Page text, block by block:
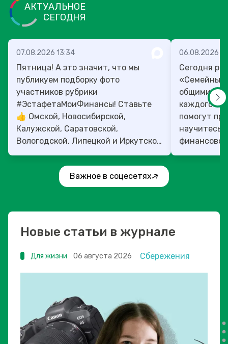
АКТУАЛЬНОЕ
СЕГОДНЯ
07.08.2026 13:34
Пятница! А это значит, что мы
публикуем подборку фото
участников рубрики
#ЭстафетаМоиФинансы! Ставьте
👍 Омской, Новосибирской,
Калужской, Саратовской,
Вологодской, Липецкой и Иркутской
областям!
06.08.2026
Сегодня
«Семейный
общими
каждого»!
помогут
научитесь:
Важное в соцесетях
Новые статьи в журнале
Для жизни 06 августа 2026 Сбережения